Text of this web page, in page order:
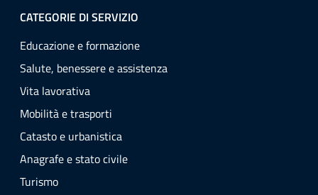
CATEGORIE DI SERVIZIO
Educazione e formazione
Salute, benessere e assistenza
Vita lavorativa
Mobilità e trasporti
Catasto e urbanistica
Anagrafe e stato civile
Turismo